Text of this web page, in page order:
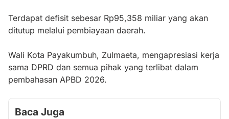
Terdapat defisit sebesar Rp95,358 miliar yang akan
ditutup melalui pembiayaan daerah.
Wali Kota Payakumbuh, Zulmaeta, mengapresiasi kerja
sama DPRD dan semua pihak yang terlibat dalam
pembahasan APBD 2026.
Baca Juga